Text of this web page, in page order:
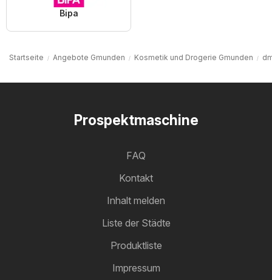
Bipa
Startseite Angebote Gmunden Kosmetik und Drogerie Gmunden
Prospektmaschine
FAQ
Kontakt
Inhalt melden
Liste der Städte
Produktliste
Impressum